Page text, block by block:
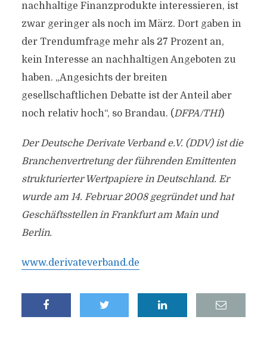
nachhaltige Finanzprodukte interessieren, ist
zwar geringer als noch im März. Dort gaben in
der Trendumfrage mehr als 27 Prozent an,
kein Interesse an nachhaltigen Angeboten zu
haben. „Angesichts der breiten
gesellschaftlichen Debatte ist der Anteil aber
noch relativ hoch“, so Brandau. (DFPA/TH1)
Der Deutsche Derivate Verband e.V. (DDV) ist die
Branchenvertretung der führenden Emittenten
strukturierter Wertpapiere in Deutschland. Er
wurde am 14. Februar 2008 gegründet und hat
Geschäftsstellen in Frankfurt am Main und
Berlin.
www.derivateverband.de